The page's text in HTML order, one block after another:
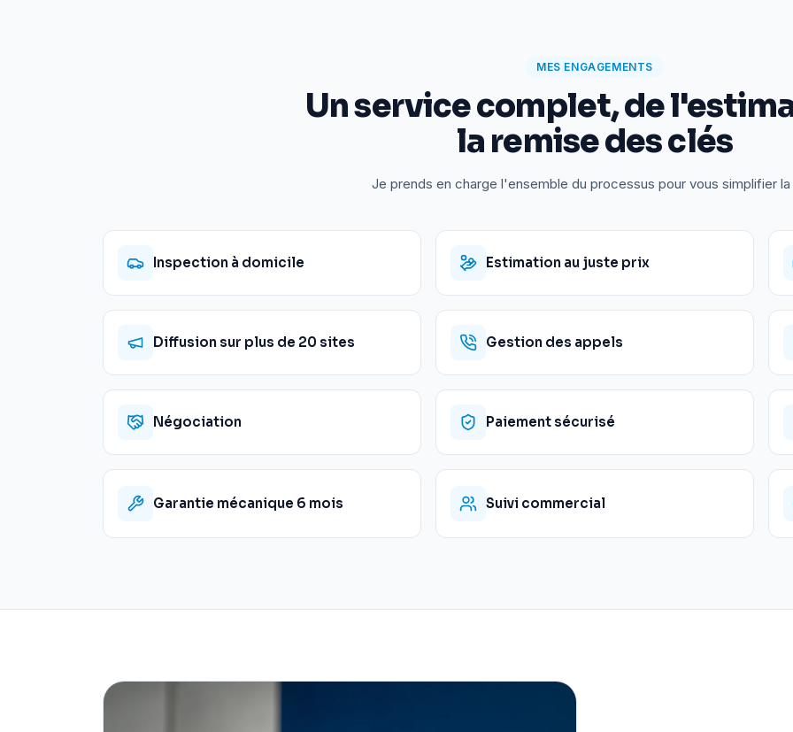
MES ENGAGEMENTS
Un service complet, de
la remise des clés
Je prends en charge l'ensemble du processus pour vous simplifier la
Inspection à domicile Estimation au juste prix
Diffusion sur plus de 20 sites Gestion des appels
Négociation Paiement sécurisé
Garantie mécanique 6 mois Suivi commercial